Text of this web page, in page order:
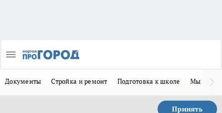
Документы Стройка и ремонт Подготовка к школе Мы в MAX
Принять